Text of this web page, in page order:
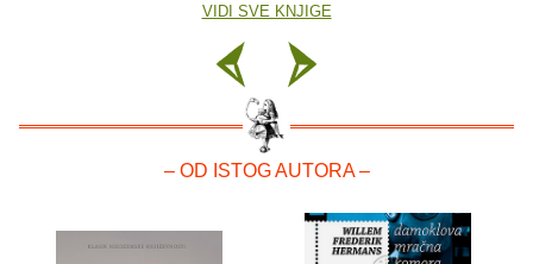
VIDI SVE KNJIGE
– OD ISTOG AUTORA –